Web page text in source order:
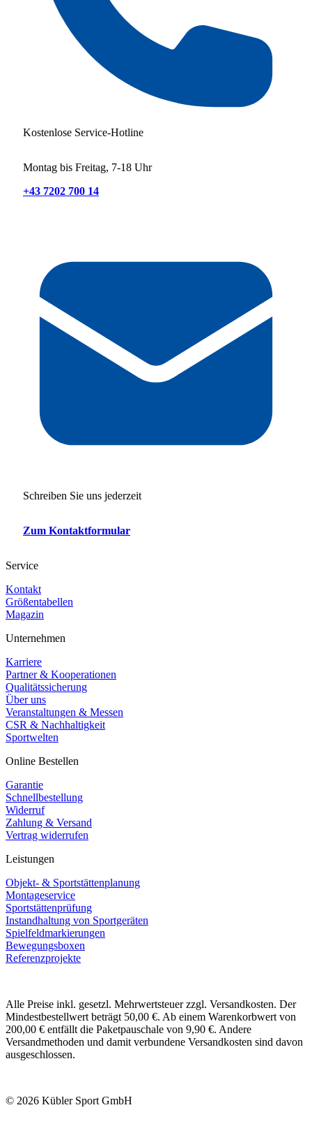
Kostenlose Service-Hotline
Montag bis Freitag, 7-18 Uhr
+43 7202 700 14
Schreiben Sie uns jederzeit
Zum Kontaktformular
Service
Kontakt
Größentabellen
Magazin
Unternehmen
Karriere
Partner & Kooperationen
Qualitätssicherung
Über uns
Veranstaltungen & Messen
CSR & Nachhaltigkeit
Sportwelten
Online Bestellen
Garantie
Schnellbestellung
Widerruf
Zahlung & Versand
Vertrag widerrufen
Leistungen
Objekt- & Sportstättenplanung
Montageservice
Sportstättenprüfung
Instandhaltung von Sportgeräten
Spielfeldmarkierungen
Bewegungsboxen
Referenzprojekte
Alle Preise inkl. gesetzl. Mehrwertsteuer zzgl. Versandkosten. Der
Mindestbestellwert beträgt 50,00 €. Ab einem Warenkorbwert von
200,00 € entfällt die Paketpauschale von 9,90 €. Andere
Versandmethoden und damit verbundene Versandkosten sind davon
ausgeschlossen.
© 2026 Kübler Sport GmbH